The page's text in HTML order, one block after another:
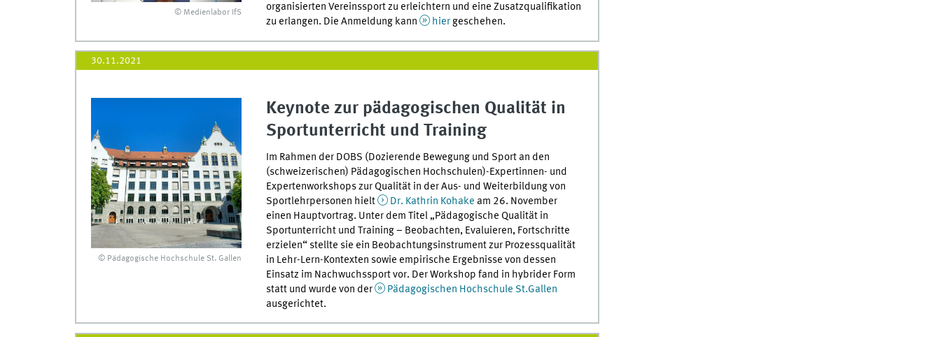
© Medienlabor IfS
organisierten Vereinssport zu erleichtern und eine Zusatzqualifikation
zu erlangen. Die Anmeldung kann
hier geschehen.
30.11.2021
© Pädagogische Hochschule St. Gallen
Keynote zur pädagogischen Qualität in
Sportunterricht und Training
Im Rahmen der DOBS (Dozierende Bewegung und Sport an den
(schweizerischen) Pädagogischen Hochschulen)-Expertinnen- und
Expertenworkshops zur Qualität in der Aus- und Weiterbildung von
Sportlehrpersonen hielt
Dr. Kathrin Kohake am 26. November
einen Hauptvortrag. Unter dem Titel „Pädagogische Qualität in
Sportunterricht und Training – Beobachten, Evaluieren, Fortschritte
erzielen“ stellte sie ein Beobachtungsinstrument zur Prozessqualität
in Lehr-Lern-Kontexten sowie empirische Ergebnisse von dessen
Einsatz im Nachwuchssport vor. Der Workshop fand in hybrider Form
statt und wurde von der
Pädagogischen Hochschule St.Gallen
ausgerichtet.